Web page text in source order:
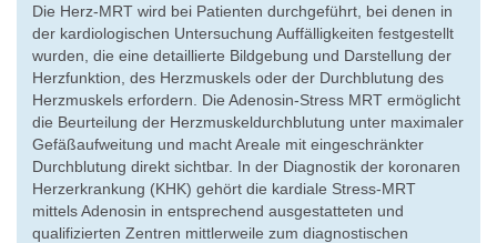
Die Herz-MRT wird bei Patienten durchgeführt, bei denen in
der kardiologischen Untersuchung Auffälligkeiten festgestellt
wurden, die eine detaillierte Bildgebung und Darstellung der
Herzfunktion, des Herzmuskels oder der Durchblutung des
Herzmuskels erfordern. Die Adenosin-Stress MRT ermöglicht
die Beurteilung der Herzmuskeldurchblutung unter maximaler
Gefäßaufweitung und macht Areale mit eingeschränkter
Durchblutung direkt sichtbar. In der Diagnostik der koronaren
Herzerkrankung (KHK) gehört die kardiale Stress-MRT
mittels Adenosin in entsprechend ausgestatteten und
qualifizierten Zentren mittlerweile zum diagnostischen